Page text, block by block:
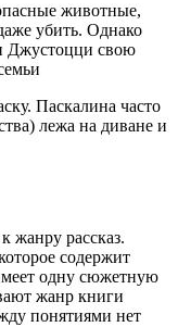
животные,
убить. Однако
Джустоцци свою
Паскалина часто
лежа на диване и
жанру рассказ.
содержит
одну сюжетную
жанр книги
понятиями нет